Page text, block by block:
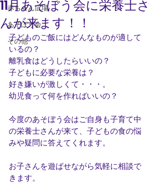
赤ちゃん広場
あそぼう会
その他
11月あそぼう会に栄養士さ
んが来ます！！
子どものご飯にはどんなものが適して
いるの？
離乳食はどうしたらいいの？
子どもに必要な栄養は？
好き嫌いが激しくて・・・。
幼児食って何を作ればいいの？
今度のあそぼう会はご自身も子育て中
の栄養士さんが来て、子どもの食の悩
みや疑問に答えてくれます。
お子さんを遊ばせながら気軽に相談で
きます。